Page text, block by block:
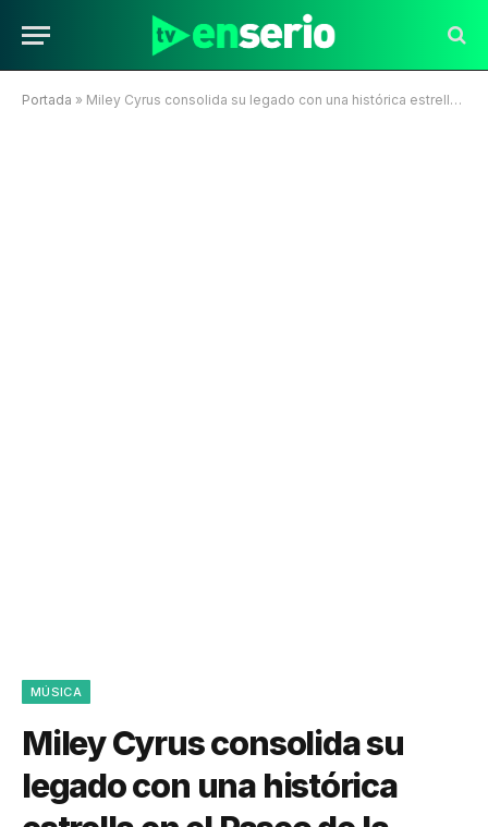
Portada » Miley Cyrus consolida su legado con una histórica estrella en el Paseo de la Fama de Hollywood
MÚSICA
Miley Cyrus consolida su
legado con una histórica